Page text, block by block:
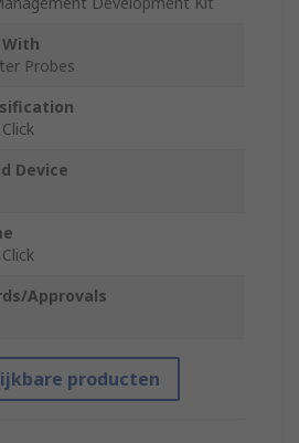
With
Probes
Device
Approvals
producten